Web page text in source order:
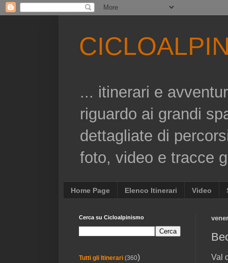
... itinerari e
riguardo ai grandi
dettagliate di
foto, video e tracce
Home Page Elenco Itinerari Video
Val
Cerca su Cicloalpinismo
Tutti gli Itinerari (360)